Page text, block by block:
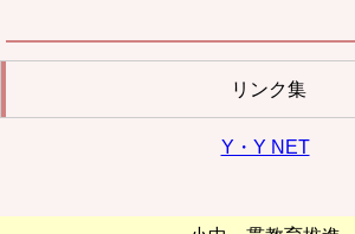
リンク集
Y・Y NET